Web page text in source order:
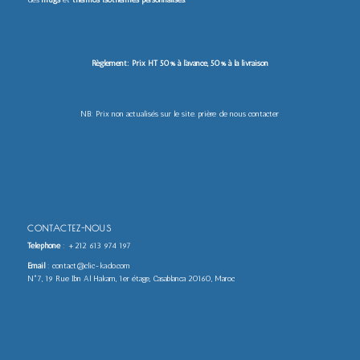
Règlement: Prix HT 50% à l’avance, 50% à la livraison
NB: Prix non actualisés sur le site. prière de nous contacter
CONTACTEZ-NOUS
Téléphone: +212 613 974 197
Email: contact@clic-kado.com
N°7, 19 Rue Ibn Al Hakam, 1er étage, Casablanca 20160, Maroc